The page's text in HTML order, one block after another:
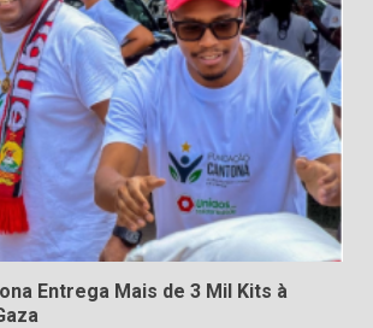
Entrega Mais de 3 Mil Kits à